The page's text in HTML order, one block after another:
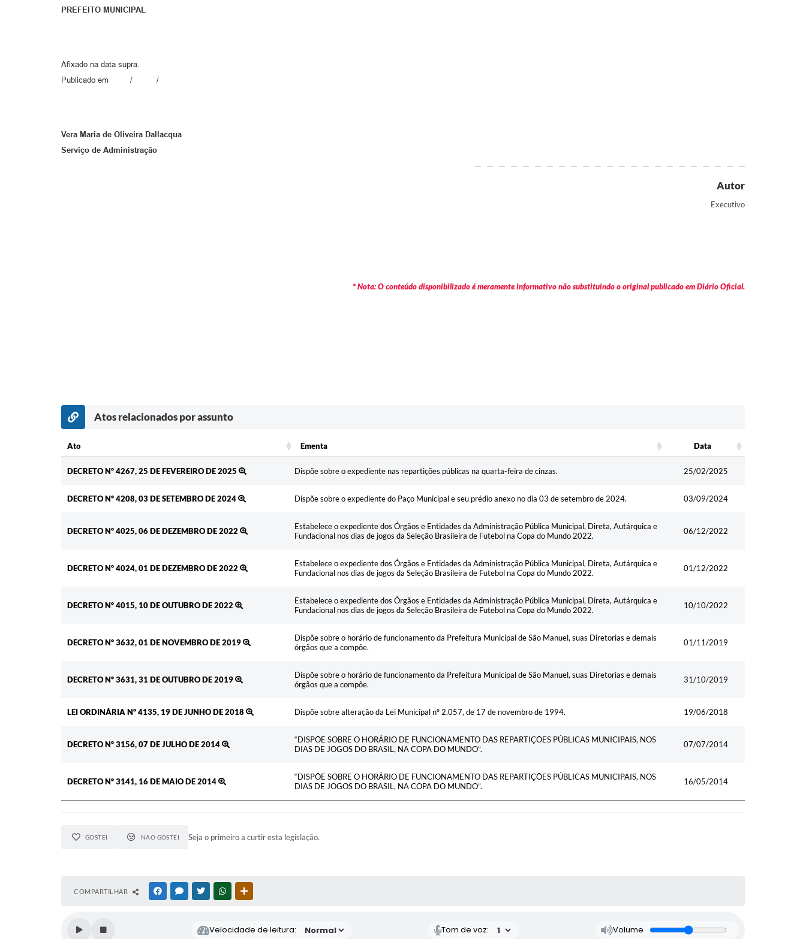
PREFEITO MUNICIPAL
Afixado na data supra.
Publicado em / /
Vera Maria de Oliveira Dallacqua
Serviço de Administração
Autor
Executivo
* Nota: O conteúdo disponibilizado é meramente informativo não substituindo o original publicado em Diário Oficial.
Atos relacionados por assunto
Ato Ementa
Data
DECRETO Nº 4267, 25 DE FEVEREIRO DE 2025
Dispõe sobre o expediente nas repartições públicas na quarta-feira de cinzas. 25/02/2025
DECRETO Nº 4208, 03 DE SETEMBRO DE 2024 Dispõe sobre o expediente do Paço Municipal e seu prédio anexo no dia 03 de setembro de 2024. 03/09/2024
DECRETO Nº 4025, 06 DE DEZEMBRO DE 2022
Estabelece o expediente dos Órgãos e Entidades da Administração Pública Municipal, Direta, Autárquica e
Fundacional nos dias de jogos da Seleção Brasileira de Futebol na Copa do Mundo 2022.
06/12/2022
DECRETO Nº 4024, 01 DE DEZEMBRO DE 2022
Estabelece o expediente dos Órgãos e Entidades da Administração Pública Municipal, Direta, Autárquica e
Fundacional nos dias de jogos da Seleção Brasileira de Futebol na Copa do Mundo 2022.
01/12/2022
DECRETO Nº 4015, 10 DE OUTUBRO DE 2022
Estabelece o expediente dos Órgãos e Entidades da Administração Pública Municipal, Direta, Autárquica e
Fundacional nos dias de jogos da Seleção Brasileira de Futebol na Copa do Mundo 2022.
10/10/2022
DECRETO Nº 3632, 01 DE NOVEMBRO DE 2019
Dispõe sobre o horário de funcionamento da Prefeitura Municipal de São Manuel, suas Diretorias e demais
órgãos que a compõe.
01/11/2019
DECRETO Nº 3631, 31 DE OUTUBRO DE 2019
Dispõe sobre o horário de funcionamento da Prefeitura Municipal de São Manuel, suas Diretorias e demais
órgãos que a compõe.
31/10/2019
LEI ORDINÁRIA Nº 4135, 19 DE JUNHO DE 2018 Dispõe sobre alteração da Lei Municipal nº 2.057, de 17 de novembro de 1994. 19/06/2018
DECRETO Nº 3156, 07 DE JULHO DE 2014
“DISPÕE SOBRE O HORÁRIO DE FUNCIONAMENTO DAS REPARTIÇÕES PÚBLICAS MUNICIPAIS, NOS
DIAS DE JOGOS DO BRASIL, NA COPA DO MUNDO”.
07/07/2014
DECRETO Nº 3141, 16 DE MAIO DE 2014
“DISPÕE SOBRE O HORÁRIO DE FUNCIONAMENTO DAS REPARTIÇÕES PÚBLICAS MUNICIPAIS, NOS
DIAS DE JOGOS DO BRASIL, NA COPA DO MUNDO”.
16/05/2014
GOSTEI NÃO GOSTEI Seja o primeiro a curtir esta legislação.
COMPARTILHAR FACEBOOKMESSENGER
TWITTERWHATSAPP
Velocidade de leitura: Tom de voz: Volume